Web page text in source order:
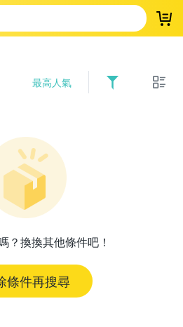
登
最高人氣
？換換其他條件吧！
條件再搜尋